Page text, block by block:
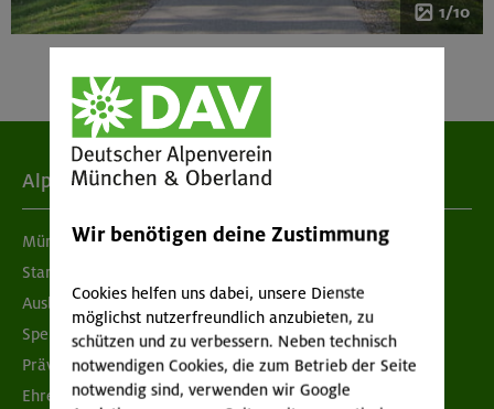
1/10
Alpenverein
München & Oberland
Standorte
Ausbildung & Jobs
Spenden
Prävention sexualisierter Gewalt
Ehrenamtsbörse
Wir benötigen deine Zustimmung
Cookies helfen uns dabei, unsere Dienste
möglichst nutzerfreundlich anzubieten, zu
schützen und zu verbessern. Neben technisch
notwendigen Cookies, die zum Betrieb der Seite
notwendig sind, verwenden wir Google